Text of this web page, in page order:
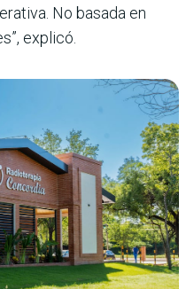
No basada en
explicó.